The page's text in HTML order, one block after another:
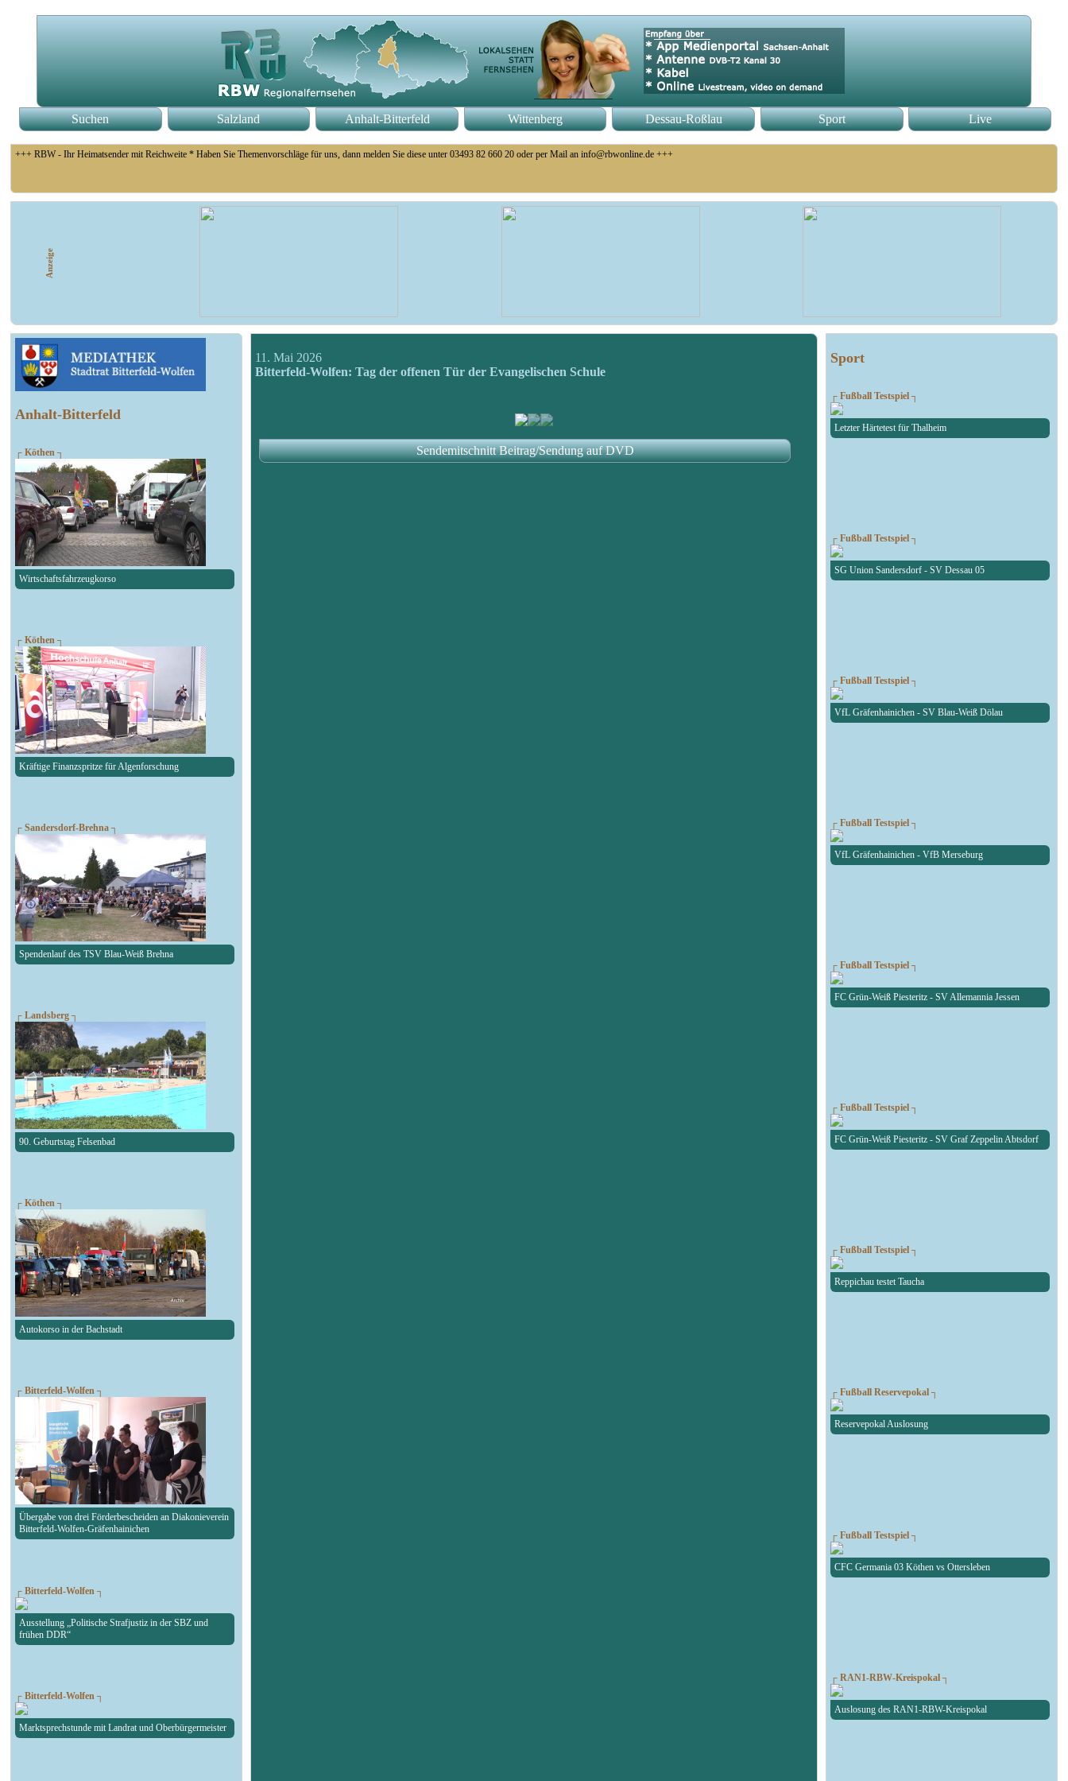
Suchen Salzland Anhalt-Bitterfeld Wittenberg Dessau-Roßlau Sport Live
+++ RBW - Ihr Heimatsender mit Reichweite * Haben Sie Themenvorschläge für uns, dann melden Sie diese unter 03493 82 660 20 oder per Mail an info@rbwonline.de +++
+++ Fußball Oberliga Süd 1. Spieltag: SG Union Sandersdorf - VfB 1921 Krieschow, So 14 Uhr +++
Anhalt-Bitterfeld
┌ Köthen ┐
Wirtschaftsfahrzeugkorso
┌ Köthen ┐
Kräftige Finanzspritze für Algenforschung
┌ Sandersdorf-Brehna ┐
Spendenlauf des TSV Blau-Weiß Brehna
┌ Landsberg ┐
90. Geburtstag Felsenbad
┌ Köthen ┐
Autokorso in der Bachstadt
┌ Bitterfeld-Wolfen ┐
Übergabe von drei Förderbescheiden an Diakonieverein
Bitterfeld-Wolfen-Gräfenhainichen
┌ Bitterfeld-Wolfen ┐
Ausstellung „Politische Strafjustiz in der SBZ und
frühen DDR“
┌ Bitterfeld-Wolfen ┐
Marktsprechstunde mit Landrat und Oberbürgermeister
11. Mai 2026
Bitterfeld-Wolfen: Tag der offenen Tür der Evangelischen Schule
Sendemitschnitt Beitrag/Sendung auf DVD
Sport
┌ Fußball Testspiel ┐
Letzter Härtetest für Thalheim
┌ Fußball Testspiel ┐
SG Union Sandersdorf - SV Dessau 05
┌ Fußball Testspiel ┐
VfL Gräfenhainichen - SV Blau-Weiß Dölau
┌ Fußball Testspiel ┐
VfL Gräfenhainichen - VfB Merseburg
┌ Fußball Testspiel ┐
FC Grün-Weiß Piesteritz - SV Allemannia Jessen
┌ Fußball Testspiel ┐
FC Grün-Weiß Piesteritz - SV Graf Zeppelin Abtsdorf
┌ Fußball Testspiel ┐
Reppichau testet Taucha
┌ Fußball Reservepokal ┐
Reservepokal Auslosung
┌ Fußball Testspiel ┐
CFC Germania 03 Köthen vs Ottersleben
┌ RAN1-RBW-Kreispokal ┐
Auslosung des RAN1-RBW-Kreispokal
Anzeige